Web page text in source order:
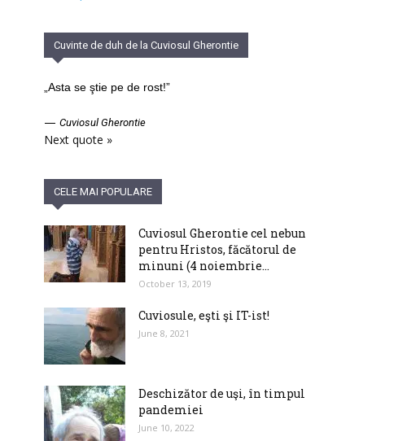
Cuvinte de duh de la Cuviosul Gherontie
„Asta se ştie pe de rost!”
— Cuviosul Gherontie
Next quote »
CELE MAI POPULARE
Cuviosul Gherontie cel nebun
pentru Hristos, făcătorul de
minuni (4 noiembrie...
October 13, 2019
Cuviosule, eşti şi IT-ist!
June 8, 2021
Deschizător de uşi, în timpul
pandemiei
June 10, 2022